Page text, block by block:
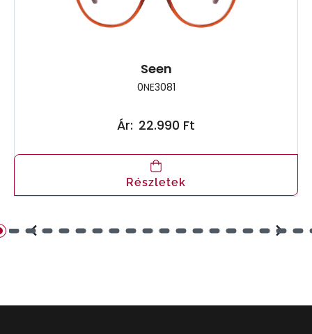
Seen
0NE3081
Ár: 22.990 Ft
Részletek